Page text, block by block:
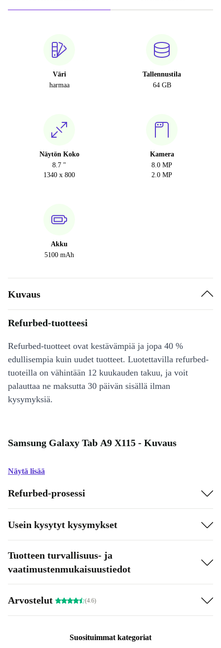
Väri
harmaa
Tallennustila
64 GB
Näytön Koko
8.7 "
1340 x 800
Kamera
8.0 MP
2.0 MP
Akku
5100 mAh
Kuvaus
Refurbed-tuotteesi
Refurbed-tuotteet ovat kestävämpiä ja jopa 40 %
edullisempia kuin uudet tuotteet. Luotettavilla refurbed-
tuoteilla on vähintään 12 kuukauden takuu, ja voit
palauttaa ne maksutta 30 päivän sisällä ilman
kysymyksiä.
Samsung Galaxy Tab A9 X115 - Kuvaus
Näytä lisää
Refurbed-prosessi
Usein kysytyt kysymykset
Tuotteen turvallisuus- ja
vaatimustenmukaisuustiedot
Arvostelut (4.6)
Suosituimmat kategoriat